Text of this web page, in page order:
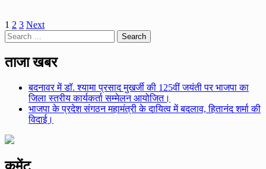
Posts
pagination
1 2 3 Next
Search
for:
ताजा खबर
बदनावर में डॉ. श्यामा प्रसाद मुखर्जी की 125वीं जयंती पर भाजपा का
जिला स्तरीय कार्यकर्ता सम्मेलन आयोजित।
भाजपा के प्रदेश संगठन महामंत्री के दायित्व में बदलाव, हितानंद शर्मा की
विदाई।